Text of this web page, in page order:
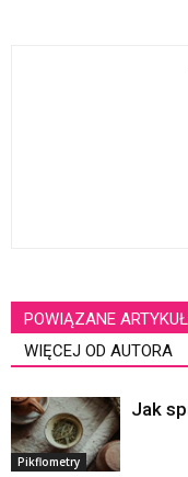
POWIĄZANE
WIĘCEJ OD AUTORA
Pikflometry
Jak